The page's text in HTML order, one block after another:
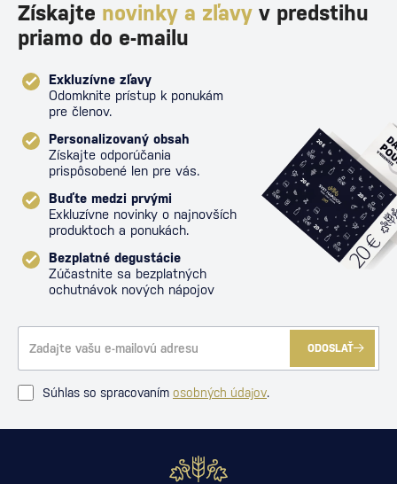
Získajte novinky a zľavy v predstihu
priamo do e-mailu
Exkluzívne zľavy
Odomknite prístup k ponukám
pre členov.
Personalizovaný obsah
Získajte odporúčania
prispôsobené len pre vás.
Buďte medzi prvými
Exkluzívne novinky o najnovších
produktoch a ponukách.
Bezplatné degustácie
Zúčastnite sa bezplatných
ochutnávok nových nápojov
ODOSLAŤ
Súhlas so spracovaním osobných údajov.